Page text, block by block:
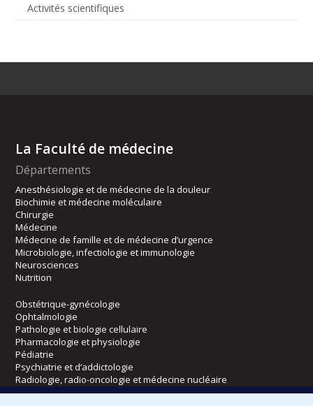
Activités scientifiques
La Faculté de médecine
Départements
Anesthésiologie et de médecine de la douleur
Biochimie et médecine moléculaire
Chirurgie
Médecine
Médecine de famille et de médecine d’urgence
Microbiologie, infectiologie et immunologie
Neurosciences
Nutrition
Obstétrique-gynécologie
Ophtalmologie
Pathologie et biologie cellulaire
Pharmacologie et physiologie
Pédiatrie
Psychiatrie et d’addictologie
Radiologie, radio-oncologie et médecine nucléaire